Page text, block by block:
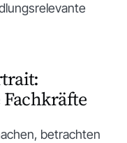
betrachten